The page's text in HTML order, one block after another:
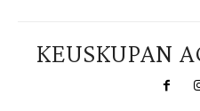
KEUSKUPAN